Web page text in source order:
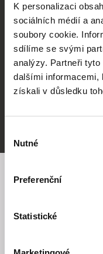
K personalizaci
sociálních médií a
soubory cookie.
sdílíme se svými
analýzy. Partneři
dalšími informacemi,
získali v důsledku
souhlasu
Nutné
Preferenční
Statistické
Chcete být